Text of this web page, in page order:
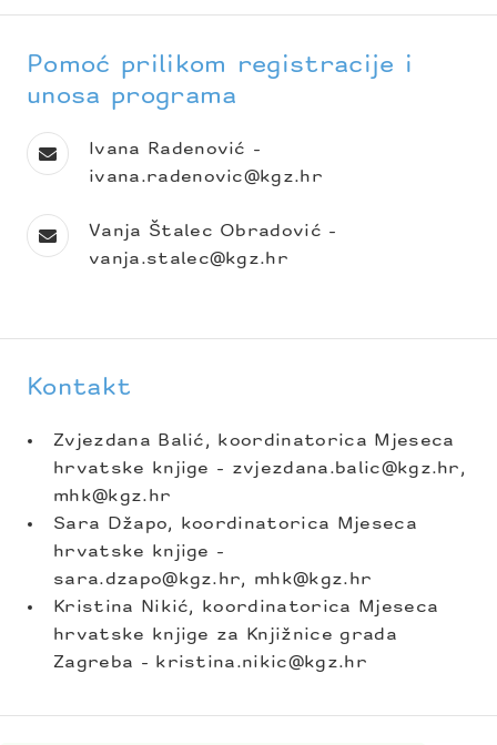
Pomoć prilikom registracije i
unosa programa
Ivana Radenović -
ivana.radenovic@kgz.hr
Vanja Štalec Obradović -
vanja.stalec@kgz.hr
Kontakt
Zvjezdana Balić, koordinatorica Mjeseca
hrvatske knjige - zvjezdana.balic@kgz.hr,
mhk@kgz.hr
Sara Džapo, koordinatorica Mjeseca
hrvatske knjige -
sara.dzapo@kgz.hr, mhk@kgz.hr
Kristina Nikić, koordinatorica Mjeseca
hrvatske knjige za Knjižnice grada
Zagreba - kristina.nikic@kgz.hr